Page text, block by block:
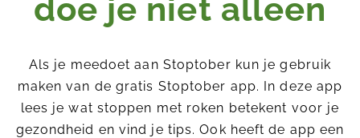
doe je niet alleen
Als je meedoet aan Stoptober kun je gebruik
maken van de gratis Stoptober app. In deze app
lees je wat stoppen met roken betekent voor je
gezondheid en vind je tips. Ook heeft de app een